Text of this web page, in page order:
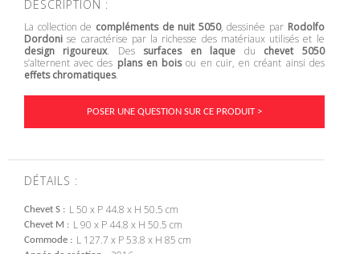
DESCRIPTION :
La collection de compléments de nuit 5050, dessinée par Rodolfo
Dordoni se caractérise par la richesse des matériaux utilisés et le
design rigoureux. Des surfaces en laque du chevet 5050
s’alternent avec des plans en boisou en cuir, en créant ainsi des
effets chromatiques.
POSER UNE QUESTION SUR CE PRODUIT >
DÉTAILS :
Chevet S L 50 x P 44.8 x H 50.5 cm
Chevet M L 90 x P 44.8 x H 50.5 cm
Commode L 127.7 x P 53.8 x H 85 cm